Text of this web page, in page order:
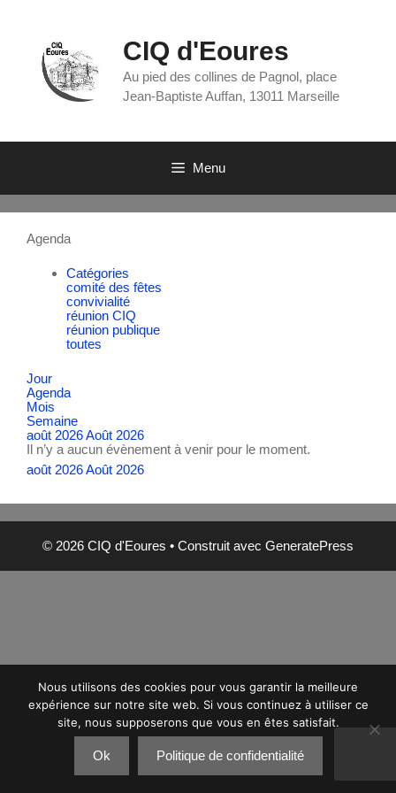
CIQ d'Eoures
Au pied des collines de Pagnol, place
Jean-Baptiste Auffan, 13011 Marseille
Menu
Agenda
Catégories
comité des fêtes
convivialité
réunion CIQ
réunion publique
toutes
Jour
Agenda
Mois
Semaine
août 2026Août 2026
Il n’y a aucun évènement à venir pour le moment.
août 2026Août 2026
© 2026 CIQ d'Eoures • Construit avec GeneratePress
Nous utilisons des cookies pour vous garantir la meilleure
expérience sur notre site web. Si vous continuez à utiliser ce
site, nous supposerons que vous en êtes satisfait.
Ok Politique de confidentialité